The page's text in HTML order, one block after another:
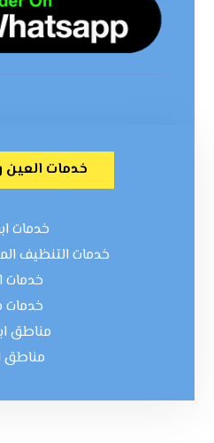
خدمات
خدمات
خدمات التنظيف
خدمات
خدمات
مناطق
مناطق